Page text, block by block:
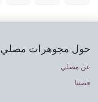
حول مجوهرات مصلي
عن مصلي
قصتنا